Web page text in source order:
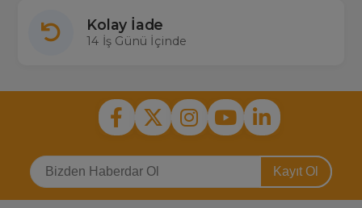
Kolay İade
14 İş Günü İçinde
Kayıt Ol